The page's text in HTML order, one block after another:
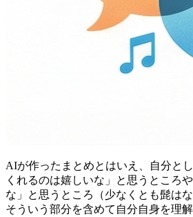
AIが作ったまとめとはいえ、自分と
くれるのは嬉しいな」と思うところ
な」と思うところ（少なくとも髭は
そういう部分を含めて自分自身を理